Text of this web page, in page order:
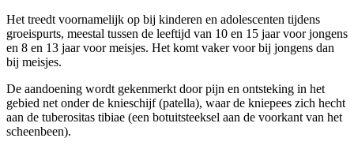
Het treedt voornamelijk op bij kinderen en adolescenten tijdens
groeispurts, meestal tussen de leeftijd van 10 en 15 jaar voor jongens
en 8 en 13 jaar voor meisjes. Het komt vaker voor bij jongens dan
bij meisjes.
De aandoening wordt gekenmerkt door pijn en ontsteking in het
gebied net onder de knieschijf (patella), waar de kniepees zich hecht
aan de tuberositas tibiae (een botuitsteeksel aan de voorkant van het
scheenbeen).